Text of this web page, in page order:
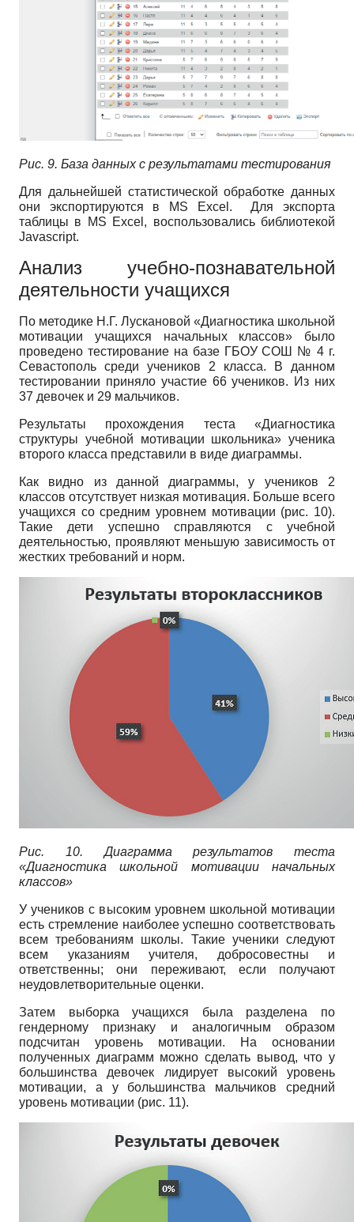
Рис. 9. База данных с результатами тестирования
Для дальнейшей статистической обработке данных
они экспортируются в MS Excel. Для экспорта
таблицы в MS Excel, воспользовались библиотекой
Javascript.
Анализ учебно-познавательной
деятельности учащихся
По методике Н.Г. Лускановой «Диагностика школьной
мотивации учащихся начальных классов» было
проведено тестирование на базе ГБОУ СОШ № 4 г.
Севастополь среди учеников 2 класса. В данном
тестировании приняло участие 66 учеников. Из них
37 девочек и 29 мальчиков.
Результаты прохождения теста «Диагностика
структуры учебной мотивации школьника» ученика
второго класса представили в виде диаграммы.
Как видно из данной диаграммы, у учеников 2
классов отсутствует низкая мотивация. Больше всего
учащихся со средним уровнем мотивации (рис. 10).
Такие дети успешно справляются с учебной
деятельностью, проявляют меньшую зависимость от
жестких требований и норм.
Рис. 10. Диаграмма результатов теста
«Диагностика школьной мотивации начальных
классов»
У учеников с высоким уровнем школьной мотивации
есть стремление наиболее успешно соответствовать
всем требованиям школы. Такие ученики следуют
всем указаниям учителя, добросовестны и
ответственны; они переживают, если получают
неудовлетворительные оценки.
Затем выборка учащихся была разделена по
гендерному признаку и аналогичным образом
подсчитан уровень мотивации. На основании
полученных диаграмм можно сделать вывод, что у
большинства девочек лидирует высокий уровень
мотивации, а у большинства мальчиков средний
уровень мотивации (рис. 11).